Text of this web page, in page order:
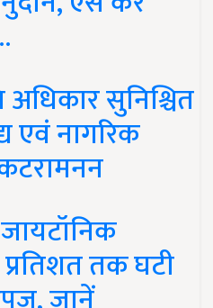
सुनिश्चित
एवं नागरिक
तक घटी